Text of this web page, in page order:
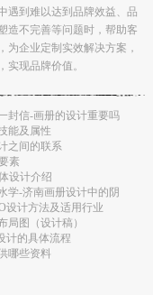
遇到难以达到品牌效益、品
造不完善等问题时，帮助客
为企业定制实效解决方案，
实现品牌价值。
配图传达信息
设计欣赏
封信-画册的设计重要吗
能及属性
之间的联系
素
设计介绍
学-济南画册设计中的阴
设计方法及适用行业
局图（设计稿）
计的具体流程
哪些资料